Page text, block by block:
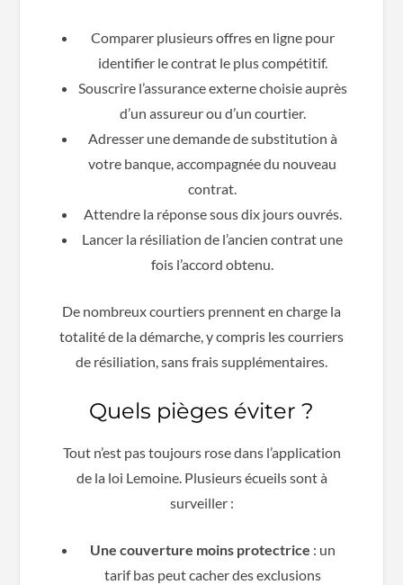
Comparer plusieurs offres en ligne pour
identifier le contrat le plus compétitif.
Souscrire l’assurance externe choisie auprès
d’un assureur ou d’un courtier.
Adresser une demande de substitution à
votre banque, accompagnée du nouveau
contrat.
Attendre la réponse sous dix jours ouvrés.
Lancer la résiliation de l’ancien contrat une
fois l’accord obtenu.
De nombreux courtiers prennent en charge la
totalité de la démarche, y compris les courriers
de résiliation, sans frais supplémentaires.
Quels pièges éviter ?
Tout n’est pas toujours rose dans l’application
de la loi Lemoine. Plusieurs écueils sont à
surveiller :
Une couverture moins protectrice : un
tarif bas peut cacher des exclusions